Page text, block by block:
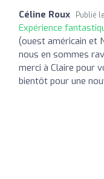
Céline Roux Publié le
Expérience
(ouest américain et
nous en sommes
merci à Claire pour
bientôt pour une